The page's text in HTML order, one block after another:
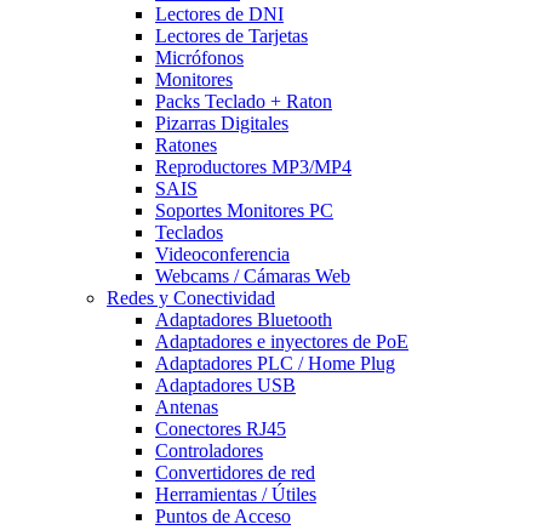
Lectores de DNI
Lectores de Tarjetas
Micrófonos
Monitores
Packs Teclado + Raton
Pizarras Digitales
Ratones
Reproductores MP3/MP4
SAIS
Soportes Monitores PC
Teclados
Videoconferencia
Webcams / Cámaras Web
Redes y Conectividad
Adaptadores Bluetooth
Adaptadores e inyectores de PoE
Adaptadores PLC / Home Plug
Adaptadores USB
Antenas
Conectores RJ45
Controladores
Convertidores de red
Herramientas / Útiles
Puntos de Acceso